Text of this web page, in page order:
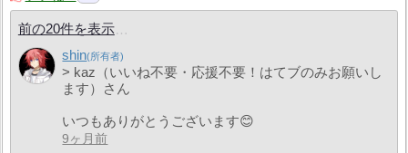
前の20件を表示
shin
> kaz（いいね不要・応援不要！はてブのみお願いし
ます）さん
いつもありがとうございます😊
9ヶ月前